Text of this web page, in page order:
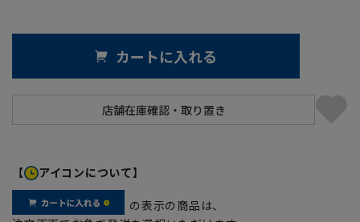
カートに入れる
【 アイコンについて】
の表示の商品は、